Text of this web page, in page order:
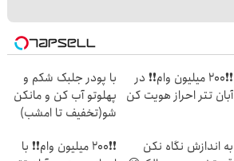
❗❗200 میلیون وام❗❗ در
آبان تتر احراز هویت کن
با پودر جلبک شکم و
پهلوتو آب کن و مانکن
شو(تخفیف تا امشب)
به اندازش نگاه نکن
❗❗200 میلیون وام❗❗ با